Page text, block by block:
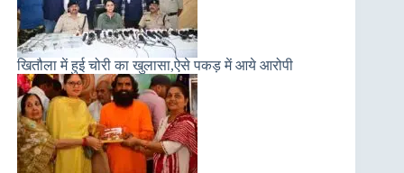
खितौला में हुई चोरी का खुलासा,ऐसे पकड़ में आये आरोपी